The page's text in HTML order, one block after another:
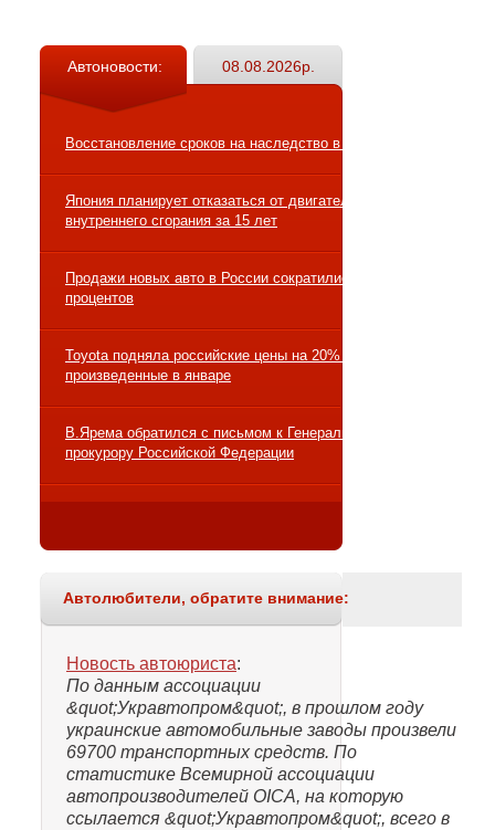
Автоновости: 08.08.2026р.
Восстановление сроков на наследство в суде
Япония планирует отказаться от двигателей
внутреннего сгорания за 15 лет
Продажи новых авто в России сократились на 10
процентов
Toyota подняла российские цены на 20% на авто,
произведенные в январе
В.Ярема обратился с письмом к Генеральному
прокурору Российской Федерации
Автолюбители, обратите внимание:
Новость автоюриста:
По данным ассоциации
&quot;Укравтопром&quot;, в прошлом году
украинские автомобильные заводы произвели
69700 транспортных средств. По
статистике Всемирной ассоциации
автопроизводителей OICA, на которую
ссылается &quot;Укравтопром&quot;, всего в